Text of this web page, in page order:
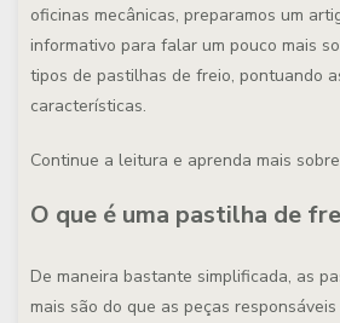
oficinas mecânicas, preparamos um
informativo para falar um pouco mais
tipos de pastilhas de freio, pontuando
características.
Continue a leitura e aprenda mais
O que é uma pastilha de
De maneira bastante simplificada, as
mais são do que as peças